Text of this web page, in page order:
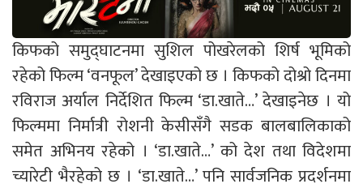
किफको समुद्घाटनमा सुशिल पोखरेलको शिर्ष भूमिको
रहेको फिल्म ‘वनफूल’ देखाइएको छ । किफको दोश्रो दिनमा
रविराज अर्याल निर्देशित फिल्म ‘डा.खाते…’ देखाइनेछ । यो
फिल्ममा निर्मात्री रोशनी केसीसँगै सडक बालबालिकाको
समेत अभिनय रहेको । ‘डा.खाते…’ को देश तथा विदेशमा
च्यारेटी भैरहेको छ । ‘डा.खाते…’ पनि सार्वजनिक प्रदर्शनमा